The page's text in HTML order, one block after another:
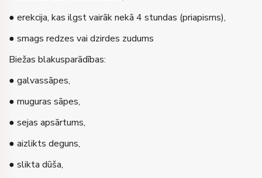
● erekcija, kas ilgst vairāk nekā 4 stundas (priapisms),
● smags redzes vai dzirdes zudums
Biežas blakusparādības:
● galvassāpes,
● muguras sāpes,
● sejas apsārtums,
● aizlikts deguns,
● slikta dūša,